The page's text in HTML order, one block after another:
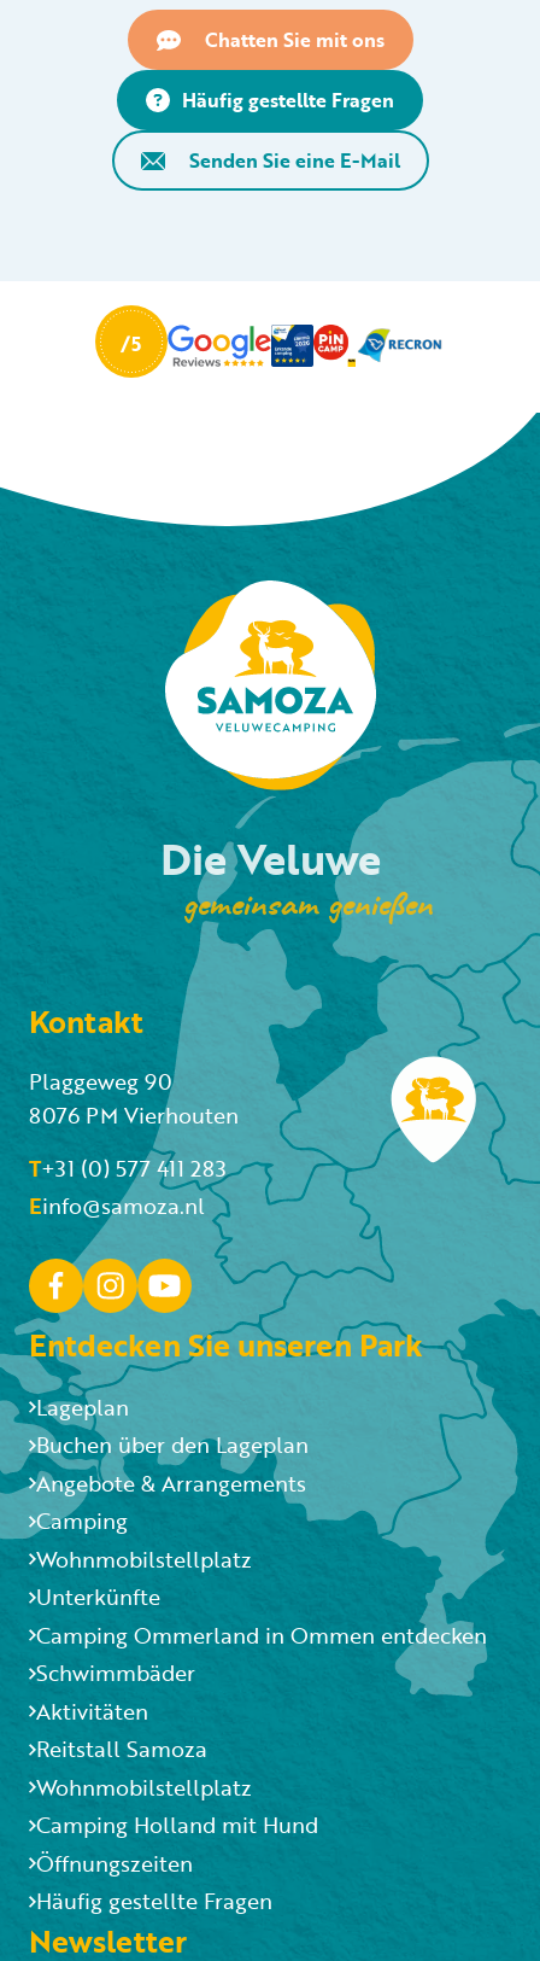
Chatten Sie mit ons
Häufig gestellte Fragen
Senden Sie eine E-Mail
Die Veluwe
gemeinsam genießen
Kontakt
Plaggeweg 90
8076 PM Vierhouten
T+31 (0) 577 411 283
Einfo@samoza.nl
Entdecken Sie unseren Park
Lageplan
Buchen über den Lageplan
Angebote & Arrangements
Camping
Wohnmobilstellplatz
Unterkünfte
Camping Ommerland in Ommen entdecken
Schwimmbäder
Aktivitäten
Reitstall Samoza
Wohnmobilstellplatz
Camping Holland mit Hund
Öffnungszeiten
Häufig gestellte Fragen
Newsletter